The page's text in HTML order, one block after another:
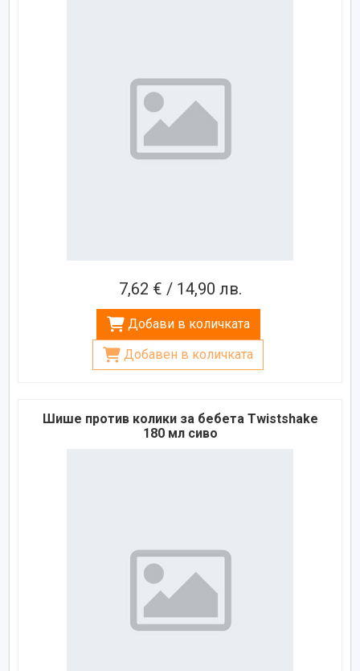
7,62 € / 14,90 лв.
Добави в количката
Добавен в количката
Шише против колики за бебета Twistshake
180 мл сиво